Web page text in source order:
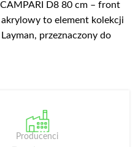
D8 80 cm – front
akrylowy to element kolekcji
przeznaczony do
szafka stojąca D8 jest
Campari.
Producenci